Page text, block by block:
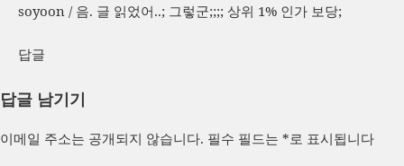
soyoon / 음. 글 읽었어..; 그렇군;;;; 상위 1% 인가 보당;
답글
답글 남기기
이메일 주소는 공개되지 않습니다. 필수 필드는 *로 표시됩니다